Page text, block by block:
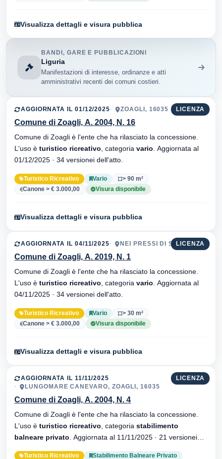
Visualizza dettagli e visura pubblica
BANDI, GARE E PUBBLICAZIONI
Liguria
Manifestazioni di interesse, ordinanze e atti
amministrativi recenti dei comuni costieri.
LICENZA
AGGIORNATA IL 01/12/2025 ZOAGLI, 16035
Comune di Zoagli, A. 2004, N. 16
Comune di Zoagli è l'ente che ha rilasciato la concessione.
L'uso è turistico ricreativo , categoria vario
01/12/2025 · 34 versionei dell'atto.
Turistico Ricreativo Vario
> 90 m²
Canone > € 3.000,00
Visura disponibile
Visualizza dettagli e visura pubblica
LICENZA
AGGIORNATA IL 04/11/2025 NEI PRESSI DI SOL CAFE
Comune di Zoagli, A. 2019, N. 1
Comune di Zoagli è l'ente che ha rilasciato la concessione.
L'uso è turistico ricreativo , categoria vario
04/11/2025 · 34 versionei dell'atto.
Turistico Ricreativo Vario
> 30 m²
Canone > € 3.000,00
Visura disponibile
Visualizza dettagli e visura pubblica
LICENZA
AGGIORNATA IL 11/11/2025
LUNGOMARE CANEVARO, ZOAGLI, 16035
Comune di Zoagli, A. 2004, N. 4
Comune di Zoagli è l'ente che ha rilasciato la concessione.
L'uso è turistico ricreativo , categoria stabilimento
balneare privato
Turistico Ricreativo Stabilimento Balneare Privato